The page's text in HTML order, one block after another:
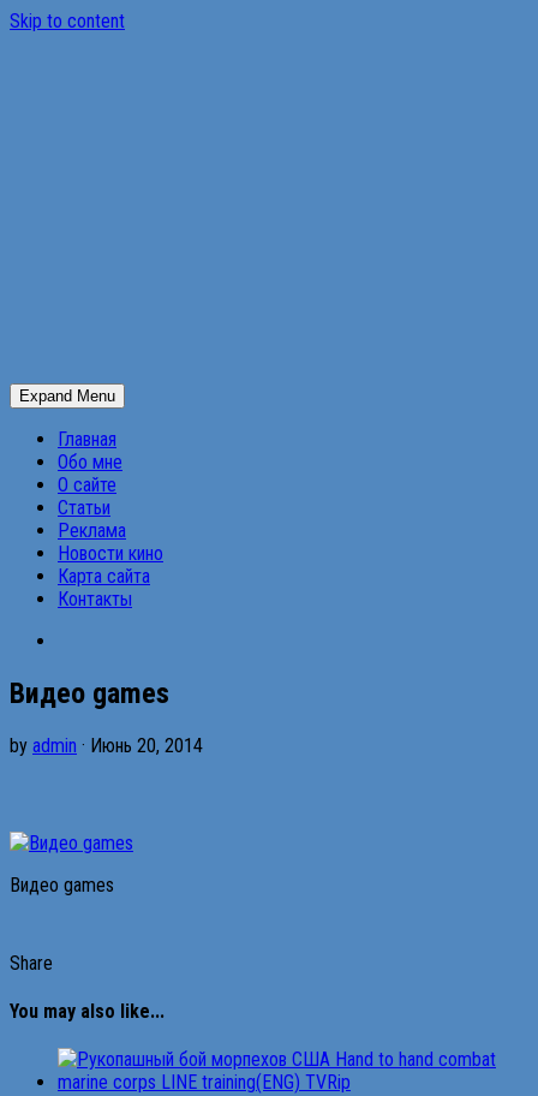
Skip to content
Expand Menu
Главная
Обо мне
О сайте
Статьи
Реклама
Новости кино
Карта сайта
Контакты
Видео games
by admin · Июнь 20, 2014
Видео games
Share
You may also like...